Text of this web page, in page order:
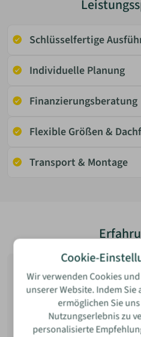
Schlüsselfertige
Individuelle Planung
Fi­nan­zie­rungs­be­ra­tung
Flexible Größen &
Transport & Montage
4.9von 5 Sternen
Filter öffnen
Cookie-
Wir verwenden Cookies
unserer Website. Indem
ermöglichen Sie
Nutzungserlebnis zu
personalisierte